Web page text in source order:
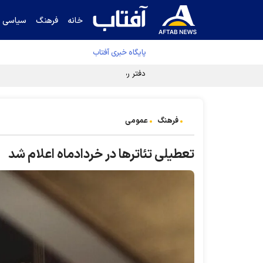
خانه فرهنگ سیاسی
پایگاه خبری آفتاب
دفتر رهبر انقلاب ادعای خرازی درباره پزشکیان
فرهنگ عمومی
تعطیلی تئاتر‌ها در خردادماه اعلام شد